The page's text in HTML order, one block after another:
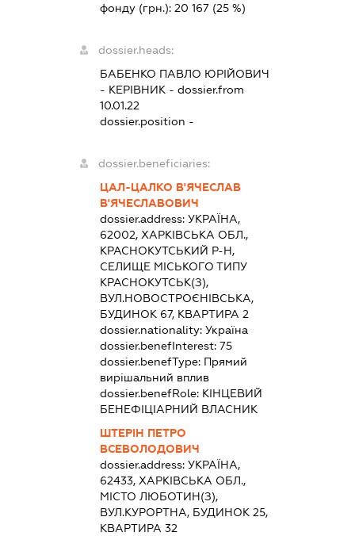
фонду (грн.):20 167 (25 %)
dossier.heads:
БАБЕНКО ПАВЛО ЮРІЙОВИЧ
- КЕРІВНИК - dossier.from
10.01.22
dossier.position -
dossier.beneficiaries:
ЦАЛ-ЦАЛКО В'ЯЧЕСЛАВ
В'ЯЧЕСЛАВОВИЧ
dossier.address:УКРАЇНА,
62002, ХАРКІВСЬКА ОБЛ.,
КРАСНОКУТСЬКИЙ Р-Н,
СЕЛИЩЕ МІСЬКОГО ТИПУ
КРАСНОКУТСЬК(З),
ВУЛ.НОВОСТРОЄНІВСЬКА,
БУДИНОК 67, КВАРТИРА 2
dossier.nationality:Україна
dossier.benefInterest:75
dossier.benefType: Прямий
вирішальний вплив
dossier.benefRole: КІНЦЕВИЙ
БЕНЕФІЦІАРНИЙ ВЛАСНИК
ШТЕРІН ПЕТРО
ВСЕВОЛОДОВИЧ
dossier.address:УКРАЇНА,
62433, ХАРКІВСЬКА ОБЛ.,
МІСТО ЛЮБОТИН(З),
ВУЛ.КУРОРТНА, БУДИНОК 25,
КВАРТИРА 32